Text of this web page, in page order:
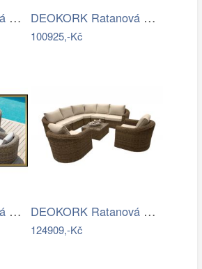
DEOKORK Ratanová modulová sestava… DEOKORK Ratanová modulová sestava…
100925,-Kč
DEOKORK Ratanová modulová sestava… DEOKORK Ratanová modulová sestava…
124909,-Kč